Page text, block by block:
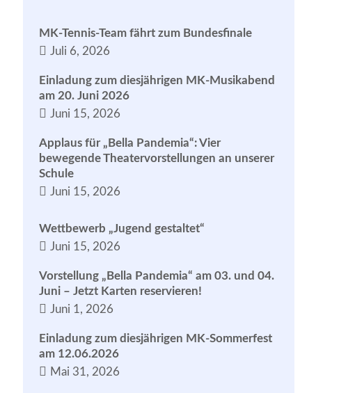
MK-Tennis-Team fährt zum Bundesfinale
Juli 6, 2026
Einladung zum diesjährigen MK-Musikabend
am 20. Juni 2026
Juni 15, 2026
Applaus für „Bella Pandemia“: Vier
bewegende Theatervorstellungen an unserer
Schule
Juni 15, 2026
Wettbewerb „Jugend gestaltet“
Juni 15, 2026
Vorstellung „Bella Pandemia“ am 03. und 04.
Juni – Jetzt Karten reservieren!
Juni 1, 2026
Einladung zum diesjährigen MK-Sommerfest
am 12.06.2026
Mai 31, 2026